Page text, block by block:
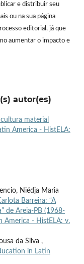
e distribuir seu
ou na sua página
editorial, já que
aumentar o impacto e
autor(es)
material
America - HistELA:
Niédja Maria
Barreira: “A
de Areia-PB (1968-
America - HistELA: v.
da Silva ,
in Latin